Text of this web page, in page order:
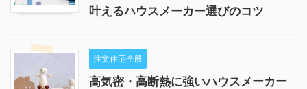
叶えるハウスメーカー選びのコツ
注文住宅全般
高気密・高断熱に強いハウスメーカー